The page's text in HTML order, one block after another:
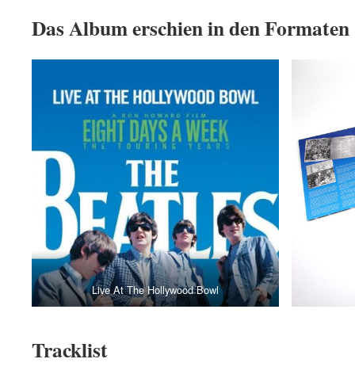
Das Album erschien in den
Live At The Hollywood Bowl
Tracklist